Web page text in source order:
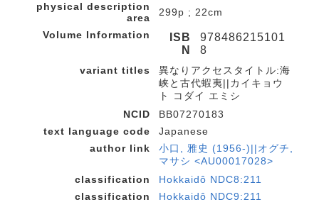
physical description
area
299p ; 22cm
Volume Information
ISB
N
978486215101
8
variant titles
異なりアクセスタイトル:海
峡と古代蝦夷||カイキョウ
ト コダイ エミシ
NCID
BB07270183
text language code
Japanese
author link
小口, 雅史 (1956-)||オグチ,
マサシ <AU00017028>
classification
Hokkaidô NDC8:211
classification
Hokkaidô NDC9:211